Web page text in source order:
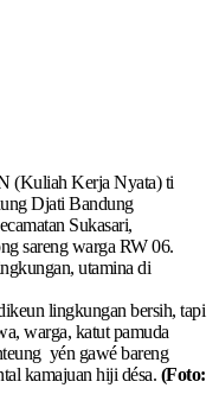
(Kuliah Kerja Nyata) ti
Djati Bandung
Sukasari,
sareng warga RW 06.
utamina di
lingkungan bersih, tapi
warga, katut pamuda
yén gawé bareng
kamajuan hiji désa. (Foto: